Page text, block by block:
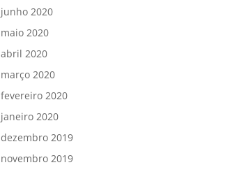
junho 2020
maio 2020
abril 2020
março 2020
fevereiro 2020
janeiro 2020
dezembro 2019
novembro 2019